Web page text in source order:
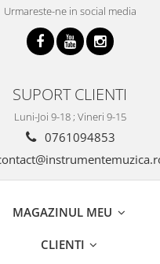
Urmareste-ne in social media
SUPORT CLIENTI
Luni-Joi 9-18 ; Vineri 9-15
0761094853
MAGAZINUL MEU
CLIENTI